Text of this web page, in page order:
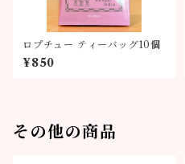
ロプチュー ティーバッグ10個
¥850
その他の商品